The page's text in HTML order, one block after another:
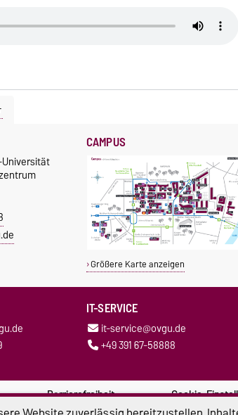
CAMPUS
Größere Karte anzeigen
IT-SERVICE
it-service@ovgu.de
+49 391 67-58888
Barrierefreiheit Cookie-